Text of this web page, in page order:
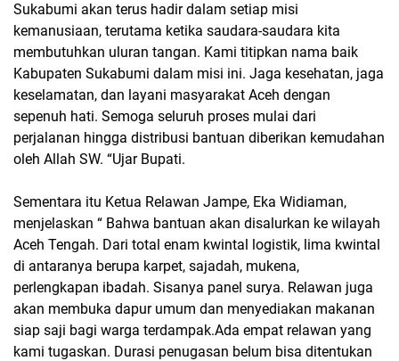
Sukabumi akan terus hadir dalam setiap misi
kemanusiaan, terutama ketika saudara-saudara kita
membutuhkan uluran tangan. Kami titipkan nama baik
Kabupaten Sukabumi dalam misi ini. Jaga kesehatan, jaga
keselamatan, dan layani masyarakat Aceh dengan
sepenuh hati. Semoga seluruh proses mulai dari
perjalanan hingga distribusi bantuan diberikan kemudahan
oleh Allah SW. “Ujar Bupati.
Sementara itu Ketua Relawan Jampe, Eka Widiaman,
menjelaskan “ Bahwa bantuan akan disalurkan ke wilayah
Aceh Tengah. Dari total enam kwintal logistik, lima kwintal
di antaranya berupa karpet, sajadah, mukena,
perlengkapan ibadah. Sisanya panel surya. Relawan juga
akan membuka dapur umum dan menyediakan makanan
siap saji bagi warga terdampak.Ada empat relawan yang
kami tugaskan. Durasi penugasan belum bisa ditentukan